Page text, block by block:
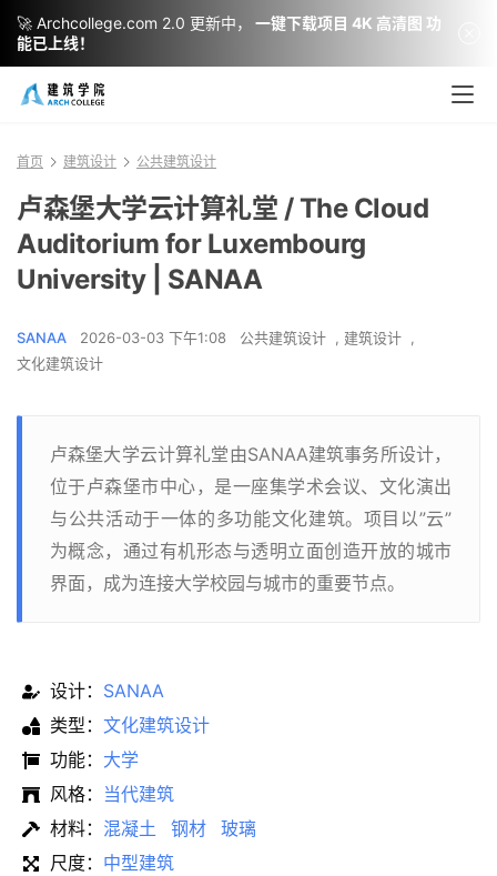
首页 建筑设计 公共建筑设计
卢森堡大学云计算礼堂 / The Cloud
Auditorium for Luxembourg
University | SANAA
SANAA 2026-03-03 下午1:08 公共建筑设计 , 建筑设计 ,
文化建筑设计
卢森堡大学云计算礼堂由SANAA建筑事务所设计，
位于卢森堡市中心，是一座集学术会议、文化演出
与公共活动于一体的多功能文化建筑。项目以”云”
为概念，通过有机形态与透明立面创造开放的城市
界面，成为连接大学校园与城市的重要节点。
设计： SANAA
类型： 文化建筑设计
功能： 大学
风格： 当代建筑
材料： 混凝土 钢材
玻璃
尺度： 中型建筑
🚀 Archcollege.com 2.0 更新中，
一键下载项目 4K 高清图 功
能已上线！